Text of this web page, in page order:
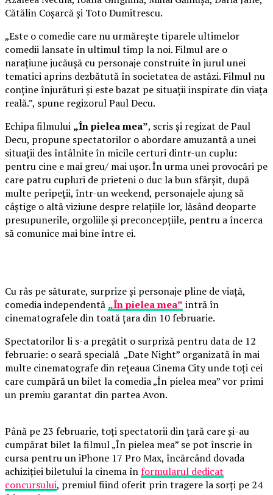
Cătălin Coșarcă și Toto Dumitrescu.
„Este o comedie care nu urmărește tiparele ultimelor
comedii lansate în ultimul timp la noi. Filmul are o
narațiune jucăușă cu personaje construite în jurul unei
tematici aprins dezbătută în societatea de astăzi. Filmul nu
conține înjurături și este bazat pe situații inspirate din viața
reală.”, spune regizorul Paul Decu.
Echipa filmului „În pielea mea”, scris și regizat de Paul
Decu, propune spectatorilor o abordare amuzantă a unei
situații des întâlnite în micile certuri dintr-un cuplu:
pentru cine e mai greu/ mai ușor. În urma unei provocări pe
care patru cupluri de prieteni o duc la bun sfârșit, după
multe peripeții, într-un weekend, personajele ajung să
câștige o altă viziune despre relațiile lor, lăsând deoparte
presupunerile, orgoliile și preconcepțiile, pentru a încerca
să comunice mai bine între ei.
Cu râs pe săturate, surprize și personaje pline de viață,
comedia independentă „În pielea mea” intră în
cinematografele din toată țara din 10 februarie.
Spectatorilor li s-a pregătit o surpriză pentru data de 12
februarie: o seară specială „Date Night” organizată în mai
multe cinematografe din rețeaua Cinema City unde toți cei
care cumpără un bilet la comedia „În pielea mea” vor primi
un premiu garantat din partea Avon.
Până pe 23 februarie, toți spectatorii din țară care și-au
cumpărat bilet la filmul „În pielea mea” se pot înscrie în
cursa pentru un iPhone 17 Pro Max, încărcând dovada
achiziției biletului la cinema înformularul dedicat
concursului, premiul fiind oferit prin tragere la sorți pe 24